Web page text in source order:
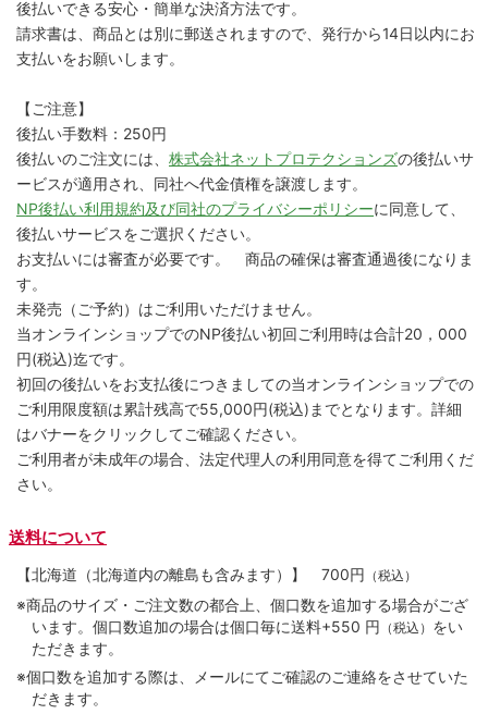
後払いできる安心・簡単な決済方法です。
請求書は、商品とは別に郵送されますので、発行から14日以内にお
支払いをお願いします。
【ご注意】
後払い手数料：250円
後払いのご注文には、 株式会社ネットプロテクションズの後払いサ
ービスが適用され、同社へ代金債権を譲渡します。
NP後払い利用規約及び同社のプライバシーポリシーに同意して、
後払いサービスをご選択ください。
お支払いには審査が必要です。 商品の確保は審査通過後になりま
す。
未発売（ご予約）はご利用いただけません。
当オンラインショップでのNP後払い初回ご利用時は合計20，000
円(税込)迄です。
初回の後払いをお支払後につきましての当オンラインショップでの
ご利用限度額は累計残高で55,000円(税込)までとなります。詳細
はバナーをクリックしてご確認ください。
ご利用者が未成年の場合、法定代理人の利用同意を得てご利用くだ
さい。
送料について
【北海道（北海道内の離島も含みます）】 700円 （税込）
※商品のサイズ・ご注文数の都合上、個口数を追加する場合がござ
います。個口数追加の場合は個口毎に送料+550 円 （税込） をい
ただきます。
※個口数を追加する際は、メールにてご確認のご連絡をさせていた
だきます。